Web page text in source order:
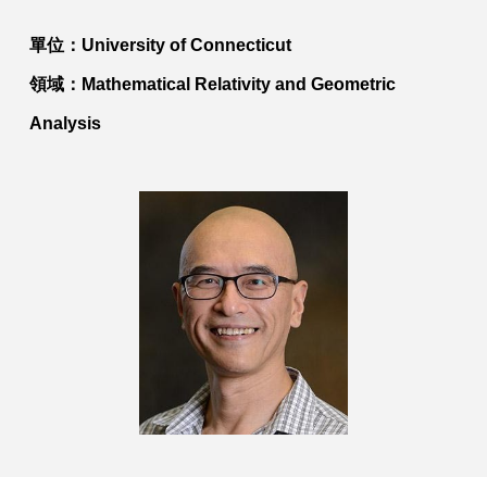
單位： University of Connecticut
領域： Mathematical Relativity and Geometric
Analysis